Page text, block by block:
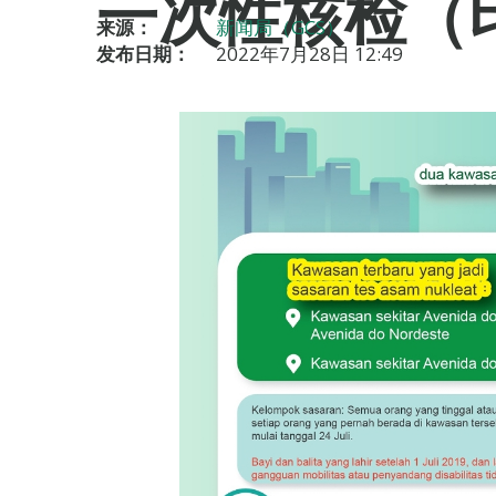
来源：
新闻局（GCS）
发布日期：
2022年7月28日 12:49